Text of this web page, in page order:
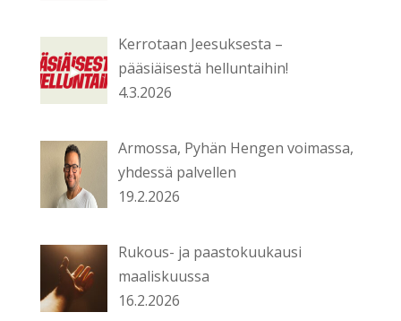
Kerrotaan Jeesuksesta –
pääsiäisestä helluntaihin!
4.3.2026
Armossa, Pyhän Hengen voimassa,
yhdessä palvellen
19.2.2026
Rukous- ja paastokuukausi
maaliskuussa
16.2.2026